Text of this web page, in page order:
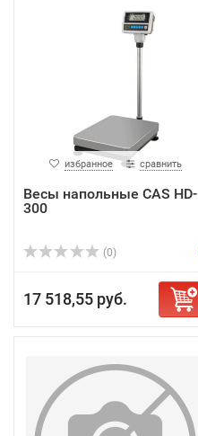
избранное сравнить
Весы напольные CAS HD-
300
(0)
17 518,55 руб.